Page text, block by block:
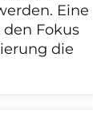
Eine
Fokus
die